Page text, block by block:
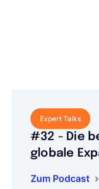
Expert Talks
#32 - Die
globale
Zum Podcast